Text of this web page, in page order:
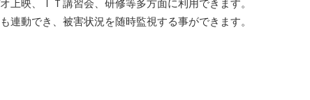
上映、ＩＴ講習会、研修等多方面に利用できます。
連動でき、被害状況を随時監視する事ができます。